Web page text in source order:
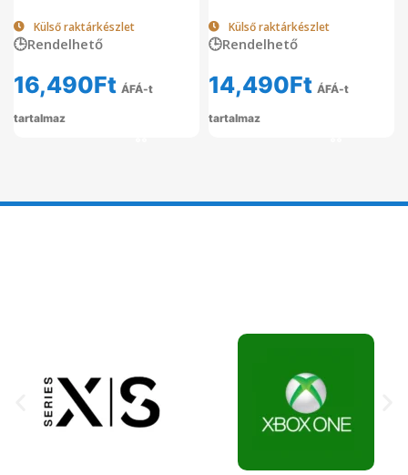
Külső raktárkészlet
🕒Rendelhető
16,490Ft ÁFÁ-t
tartalmaz
Külső raktárkészlet
🕒Rendelhető
14,490Ft ÁFÁ-t
tartalmaz